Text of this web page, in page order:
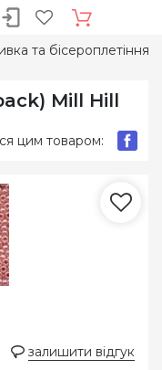
та бісероплетіння
Mill Hill
цим товаром:
залишити відгук